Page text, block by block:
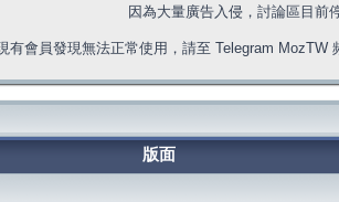
因為大量廣告入侵，討論區目前
有會員發現無法正常使用，請至 Telegram MozTW
版面